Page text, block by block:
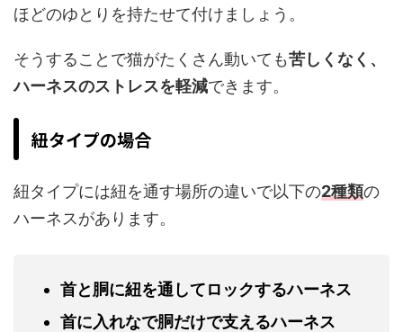
ほどのゆとりを持たせて付けましょう。
そうすることで猫がたくさん動いても苦しくなく、
ハーネスのストレスを軽減できます。
紐タイプの場合
紐タイプには紐を通す場所の違いで以下の2種類の
ハーネスがあります。
首と胴に紐を通してロックするハーネス
首に入れなで胴だけで支えるハーネス